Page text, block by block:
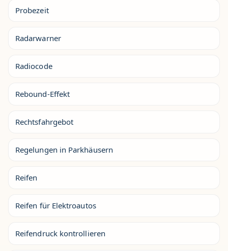
Probezeit
Radarwarner
Radiocode
Rebound-Effekt
Rechtsfahrgebot
Regelungen in Parkhäusern
Reifen
Reifen für Elektroautos
Reifendruck kontrollieren